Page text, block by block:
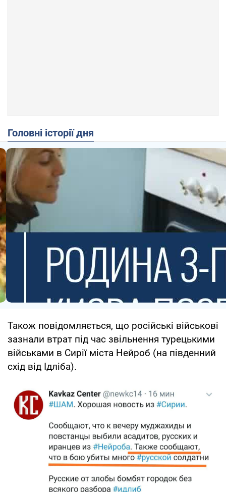
Головні історії дня
Також повідомляється, що російські військові
зазнали втрат під час звільнення турецькими
військами в Сирії міста Нейроб (на південний
схід від Ідліба).